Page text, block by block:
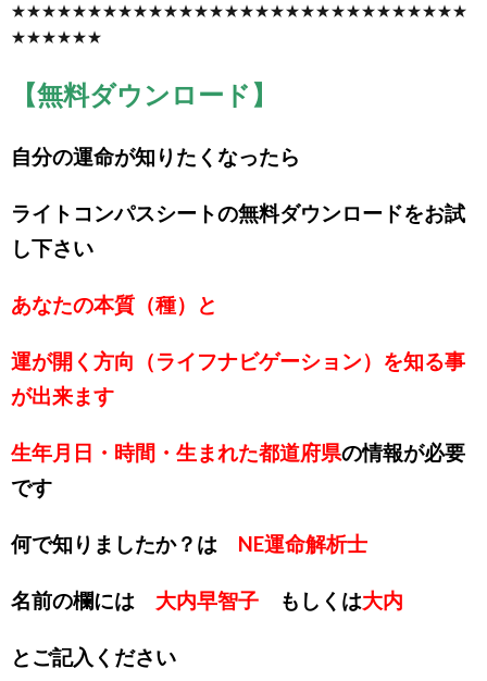
★★★★★★★★★★★★★★★★★★★★★★★★★★★★★★
★★★★★★
【無料ダウンロード】
自分の運命が知りたくなったら
ライトコンパスシートの無料ダウンロードをお試
し下さい
あなたの本質（種）と
運が開く方向（ライフナビゲーション）を知る事
が出来ます
生年月日・時間・生まれた都道府県の情報が必要
です
何で知りましたか？は NE運命解析士
名前の欄には 大内早智子 もしくは大内
とご記入ください